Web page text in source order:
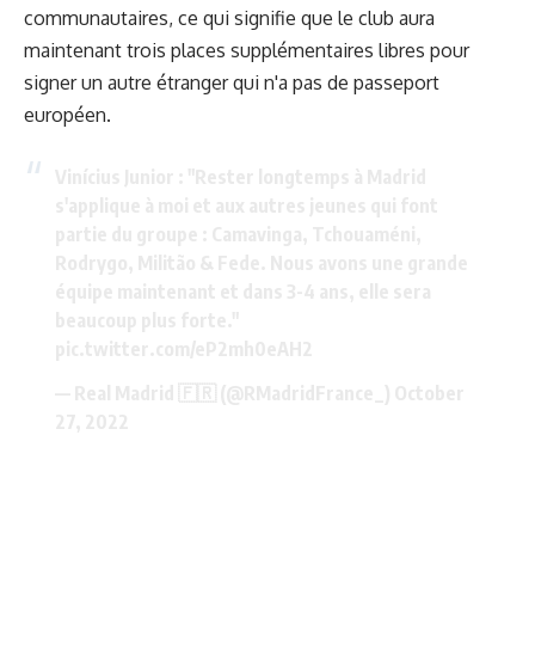
communautaires, ce qui signifie que le club aura
maintenant trois places supplémentaires libres pour
signer un autre étranger qui n'a pas de passeport
européen.